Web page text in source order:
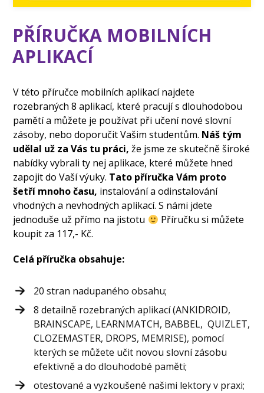
PŘÍRUČKA MOBILNÍCH
APLIKACÍ
V této příručce mobilních aplikací najdete
rozebraných 8 aplikací, které pracují s dlouhodobou
pamětí a můžete je používat při učení nové slovní
zásoby, nebo doporučit Vašim studentům. Náš tým
udělal už za Vás tu práci, že jsme ze skutečně široké
nabídky vybrali ty nej aplikace, které můžete hned
zapojit do Vaší výuky. Tato příručka Vám proto
šetří mnoho času, instalování a odinstalování
vhodných a nevhodných aplikací. S námi jdete
jednoduše už přímo na jistotu
Příručku si můžete
koupit za 117,- Kč.
Celá příručka obsahuje:
20 stran nadupaného obsahu;
8 detailně rozebraných aplikací (ANKIDROID,
BRAINSCAPE, LEARNMATCH, BABBEL, QUIZLET,
CLOZEMASTER, DROPS, MEMRISE), pomocí
kterých se můžete učit novou slovní zásobu
efektivně a do dlouhodobé paměti;
otestované a vyzkoušené našimi lektory v praxi;